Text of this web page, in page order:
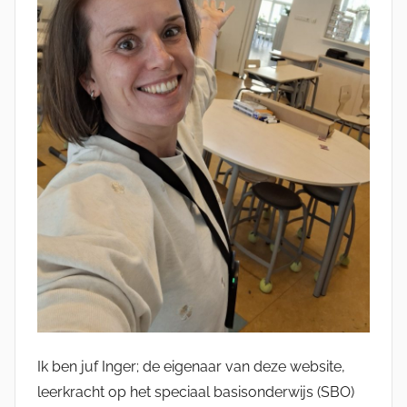
Ik ben juf Inger; de eigenaar van deze website,
leerkracht op het speciaal basisonderwijs (SBO)